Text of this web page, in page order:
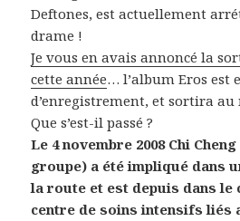
Deftones, est actuellement
drame !
Je vous en avais annoncé la
cette année… l’album Eros est
d’enregistrement, et sortira au
Que s’est-il passé ?
Le 4 novembre 2008 Chi
groupe) a été impliqué dans
la route et est depuis dans le
centre de soins intensifs liés